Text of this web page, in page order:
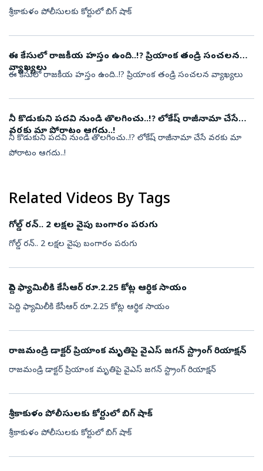
శ్రీకాకుళం పోలీసులకు కోర్టులో బిగ్ షాక్
ఈ కేసులో రాజకీయ హస్తం ఉంది..!? ప్రియాంక తండ్రి సంచలన
వ్యాఖ్యలు
ఈ కేసులో రాజకీయ హస్తం ఉంది..!? ప్రియాంక తండ్రి సంచలన వ్యాఖ్యలు
నీ కొడుకుని పదవి నుండి తొలగించు..!? లోకేష్ రాజీనామా చేసే
వరకు మా పోరాటం ఆగదు..!
నీ కొడుకుని పదవి నుండి తొలగించు..!? లోకేష్ రాజీనామా చేసే వరకు మా
పోరాటం ఆగదు..!
Related Videos By Tags
గోల్డ్ రన్.. 2 లక్షల వైపు బంగారం పరుగు
గోల్డ్ రన్.. 2 లక్షల వైపు బంగారం పరుగు
పెద్ది ఫ్యామిలీకి కేసీఆర్ రూ.2.25 కోట్ల ఆర్థిక సాయం
పెద్ది ఫ్యామిలీకి కేసీఆర్ రూ.2.25 కోట్ల ఆర్థిక సాయం
రాజమండ్రి డాక్టర్ ప్రియాంక మృతిపై వైఎస్ జగన్ స్ట్రాంగ్ రియాక్షన్
రాజమండ్రి డాక్టర్ ప్రియాంక మృతిపై వైఎస్ జగన్ స్ట్రాంగ్ రియాక్షన్
శ్రీకాకుళం పోలీసులకు కోర్టులో బిగ్ షాక్
శ్రీకాకుళం పోలీసులకు కోర్టులో బిగ్ షాక్